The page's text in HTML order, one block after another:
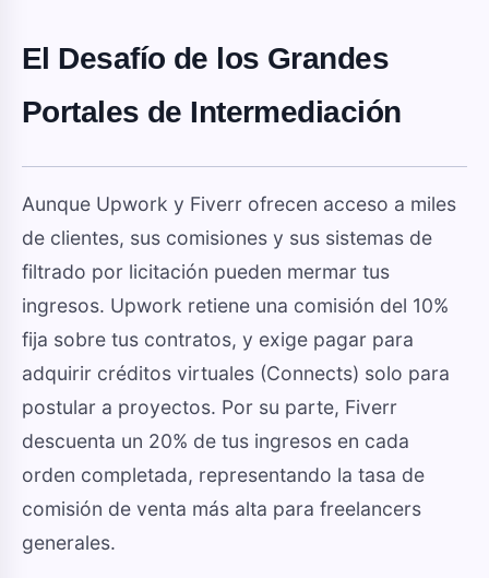
El Desafío de los Grandes
Portales de Intermediación
Aunque Upwork y Fiverr ofrecen acceso a miles
de clientes, sus comisiones y sus sistemas de
filtrado por licitación pueden mermar tus
ingresos. Upwork retiene una comisión del 10%
fija sobre tus contratos, y exige pagar para
adquirir créditos virtuales (Connects) solo para
postular a proyectos. Por su parte, Fiverr
descuenta un 20% de tus ingresos en cada
orden completada, representando la tasa de
comisión de venta más alta para freelancers
generales.